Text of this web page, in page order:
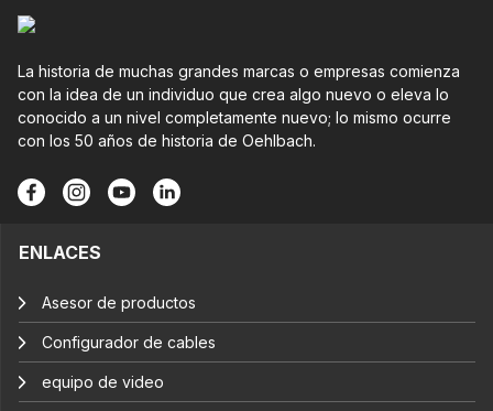
La historia de muchas grandes marcas o empresas comienza
con la idea de un individuo que crea algo nuevo o eleva lo
conocido a un nivel completamente nuevo; lo mismo ocurre
con los 50 años de historia de Oehlbach.
ENLACES
Asesor de productos
Configurador de cables
equipo de video